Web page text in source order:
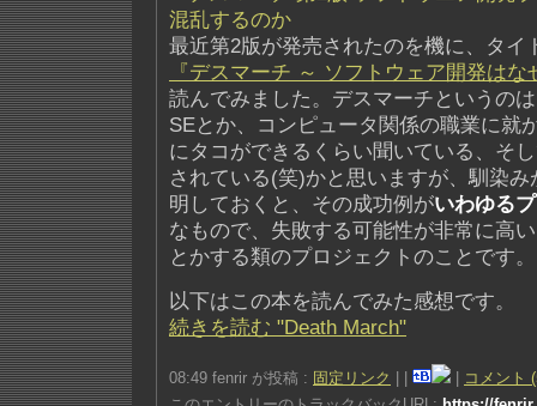
最近第2版が発売されたのを機に、タイ
『デスマーチ ～ ソフトウェア開発は
読んでみました。デスマーチというの
SEとか、コンピュータ関係の職業に就
にタコができるくらい聞いている、そ
されている(笑)かと思いますが、馴染
明しておくと、その成功例がいわゆる
なもので、失敗する可能性が非常に高
とかする類のプロジェクトのことです。
以下はこの本を読んでみた感想です。
続きを読む "Death March"
08:49 fenrir が投稿 : 固定リンク
コメント